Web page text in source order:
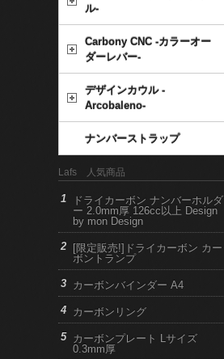
ル-
Carbony CNC -カラーオー
ダーレバー-
デザインカウル -
Arcobaleno-
ナンバーストラップ
Lafs 人気商品
ドライカーボン ナンバーホルダ
ー 2.0mm厚 126cc以上 Design
by mon Design
[限定販売!]ドライカーボン カー
ボントランプ
カーボンバインダー A4
カーボンリング
カーボンプレート Lサイズ
0.3mm厚